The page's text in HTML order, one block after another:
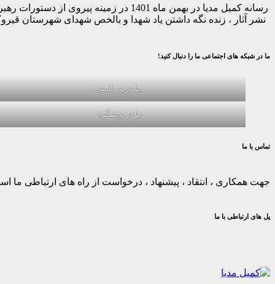
رسانه کمیل مدیا در بهمن ماه 1401
نشر آثار ، زنده نگه داشتن یاد شهدا و بالخص شهدای شهرستان
ما در شبکه های اجتماعی ما را دنبال کنید!
ما در ویراستی
ما در ویسگون
تماس با ما
جهت همکاری ، انتقاد ، پیشنهاد ، درخواست از راه های ارتباطی ما
پل های ارتباطی با ما